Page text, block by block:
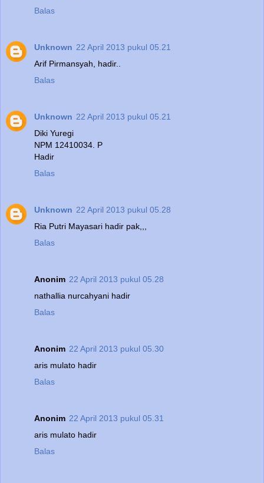
Balas
Unknown 22 April 2013 pukul 05.21
Arif Pirmansyah, hadir..
Balas
Unknown 22 April 2013 pukul 05.21
Diki Yuregi
NPM 12410034. P
Hadir
Balas
Unknown 22 April 2013 pukul 05.28
Ria Putri Mayasari hadir pak,,,
Balas
Anonim 22 April 2013 pukul 05.28
nathallia nurcahyani hadir
Balas
Anonim 22 April 2013 pukul 05.30
aris mulato hadir
Balas
Anonim 22 April 2013 pukul 05.31
aris mulato hadir
Balas